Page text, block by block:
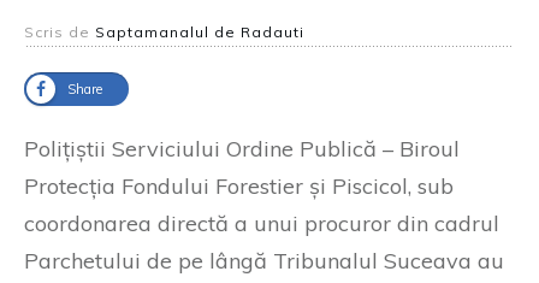
Scris de Saptamanalul de Radauti
Share
Polițiștii Serviciului Ordine Publică – Biroul
Protecția Fondului Forestier și Piscicol, sub
coordonarea directă a unui procuror din cadrul
Parchetului de pe lângă Tribunalul Suceava au